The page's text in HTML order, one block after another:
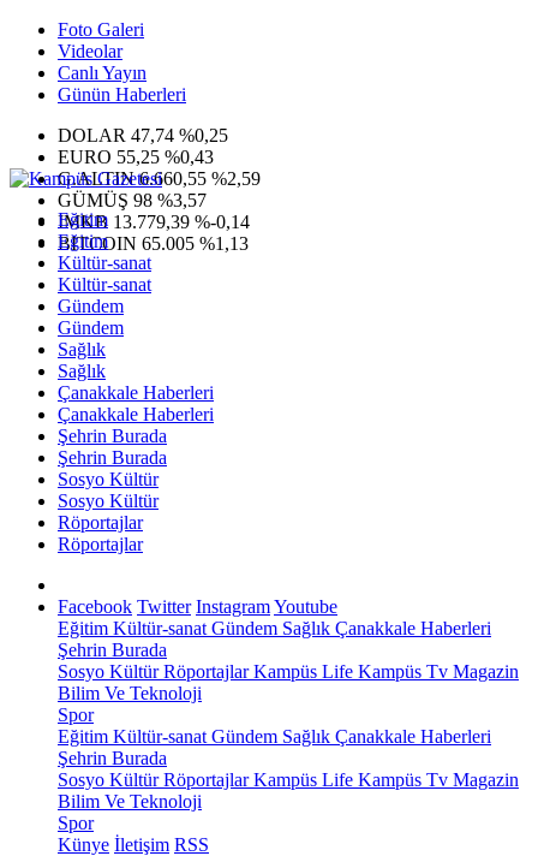
Foto Galeri
Videolar
Canlı Yayın
Günün Haberleri
DOLAR 47,74 %0,25
EURO 55,25 %0,43
G.ALTIN6.660,55 %2,59
GÜMÜŞ 98 %3,57
IMKB 13.779,39 %-0,14
BITCOIN 65.005 %1,13
Eğitim
Eğitim
Kültür-sanat
Kültür-sanat
Gündem
Gündem
Sağlık
Sağlık
Çanakkale Haberleri
Çanakkale Haberleri
Şehrin Burada
Şehrin Burada
Sosyo Kültür
Sosyo Kültür
Röportajlar
Röportajlar
Facebook Twitter InstagramYoutube
Eğitim Kültür-sanat Gündem Sağlık Çanakkale Haberleri
Şehrin Burada
Sosyo KültürRöportajlarKampüs Life Kampüs Tv Magazin
Bilim Ve Teknoloji
Spor
Eğitim Kültür-sanat Gündem Sağlık Çanakkale Haberleri
Şehrin Burada
Sosyo KültürRöportajlarKampüs Life Kampüs Tv Magazin
Bilim Ve Teknoloji
Spor
Künye İletişim RSS